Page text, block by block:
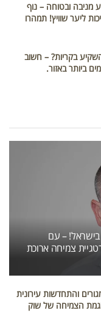
ובטוחה – נוף
ליער שוויץ! תמהרו
בקריות? – חשוב
ביותר באזור.
בישראל! – עם
צמיחה ארוכת
והתחדשות עירונית
הצמיחה של שוק